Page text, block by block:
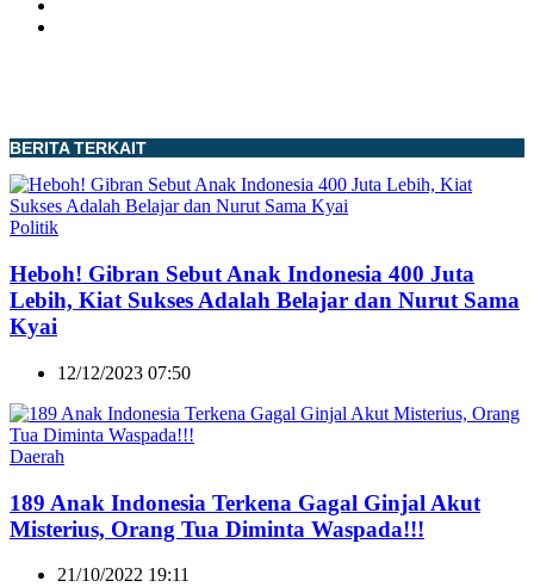
BERITA TERKAIT
Politik
Heboh! Gibran Sebut Anak Indonesia 400 Juta
Lebih, Kiat Sukses Adalah Belajar dan Nurut Sama
Kyai
12/12/2023 07:50
Daerah
189 Anak Indonesia Terkena Gagal Ginjal Akut
Misterius, Orang Tua Diminta Waspada!!!
21/10/2022 19:11